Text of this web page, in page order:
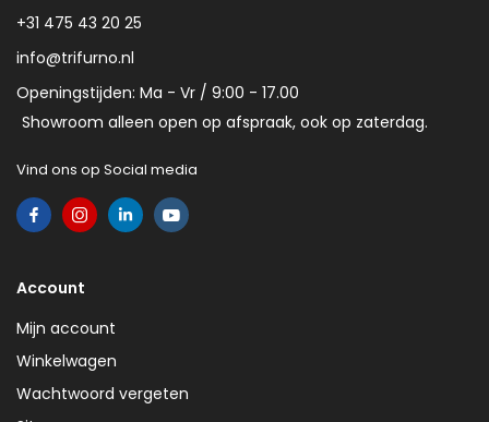
+31 475 43 20 25
info@trifurno.nl
Openingstijden: Ma - Vr / 9:00 - 17.00
Showroom alleen open op afspraak, ook op zaterdag.
Vind ons op Social media
Account
Mijn account
Winkelwagen
Wachtwoord vergeten